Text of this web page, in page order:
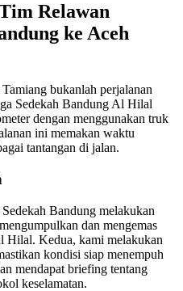
Relawan
ke Aceh
bukanlah perjalanan
Sedekah Bandung Al Hilal
dengan menggunakan truk
ini memakan waktu
tantangan di jalan.
Bandung melakukan
dan mengemas
Hilal. Kedua, kami melakukan
kondisi siap menempuh
mendapat briefing tentang
keselamatan.